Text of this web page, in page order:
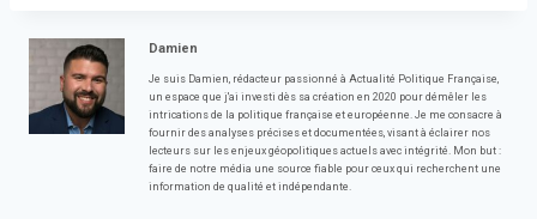
Damien
Je suis Damien, rédacteur passionné à Actualité Politique Française,
un espace que j'ai investi dès sa création en 2020 pour démêler les
intrications de la politique française et européenne. Je me consacre à
fournir des analyses précises et documentées, visant à éclairer nos
lecteurs sur les enjeux géopolitiques actuels avec intégrité. Mon but :
faire de notre média une source fiable pour ceux qui recherchent une
information de qualité et indépendante.